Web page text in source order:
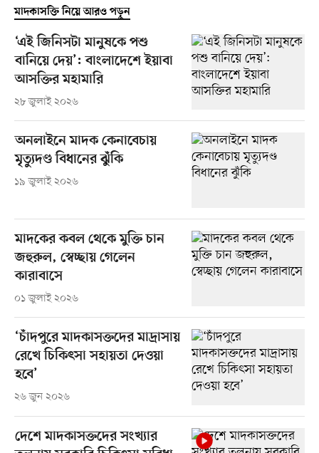
মাদকাসক্তি নিয়ে আরও পড়ুন
‘এই জিনিসটা মানুষকে পশু
বানিয়ে দেয়’: বাংলাদেশে ইয়াবা
আসক্তির মহামারি
২৮ জুলাই ২০২৬
অনলাইনে মাদক কেনাবেচায়
মৃত্যুদণ্ড বিধানের ঝুঁকি
১৯ জুলাই ২০২৬
মাদকের কবল থেকে মুক্তি চান
জহুরুল, স্বেচ্ছায় গেলেন
কারাবাসে
০১ জুলাই ২০২৬
‘চাঁদপুরে মাদকাসক্তদের মাদ্রাসায়
রেখে চিকিৎসা সহায়তা দেওয়া
হবে’
২৬ জুন ২০২৬
দেশে মাদকাসক্তদের সংখ্যার